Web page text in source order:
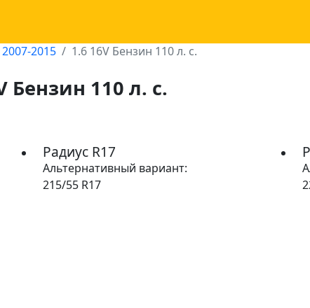
2015 1.6 16V Бензин 110 л. с.
Бензин 110 л. с.
Радиус R17
Альтернативный вариант:
215/55 R17